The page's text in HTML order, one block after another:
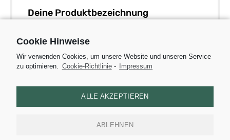
Deine Produktbezeichnung
Details zu diesem Produkt
0,00€
ZUM PRODUKT
Cookie Hinweise
Wir verwenden Cookies, um unsere Website und unseren Service
zu optimieren. Cookie-Richtlinie- Impressum
ALLE AKZEPTIEREN
ABLEHNEN